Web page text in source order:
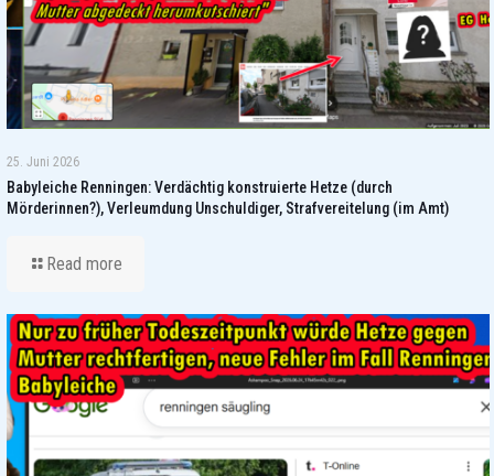
25. Juni 2026
Babyleiche Renningen: Verdächtig konstruierte Hetze (durch
Mörderinnen?), Verleumdung Unschuldiger, Strafvereitelung (im Amt)
Read more